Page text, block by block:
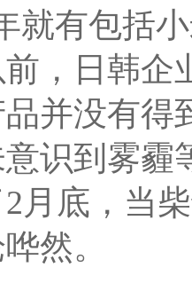
就有包括
前，日韩
并没有得
识到雾霾
月底，当
然。